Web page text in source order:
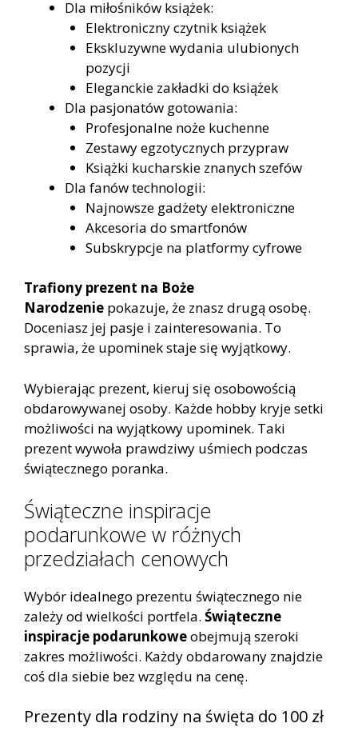
Dla miłośników książek:
Elektroniczny czytnik książek
Ekskluzywne wydania ulubionych
pozycji
Eleganckie zakładki do książek
Dla pasjonatów gotowania:
Profesjonalne noże kuchenne
Zestawy egzotycznych przypraw
Książki kucharskie znanych szefów
Dla fanów technologii:
Najnowsze gadżety elektroniczne
Akcesoria do smartfonów
Subskrypcje na platformy cyfrowe
Trafiony prezent na Boże
Narodzenie pokazuje, że znasz drugą osobę.
Doceniasz jej pasje i zainteresowania. To
sprawia, że upominek staje się wyjątkowy.
Wybierając prezent, kieruj się osobowością
obdarowywanej osoby. Każde hobby kryje setki
możliwości na wyjątkowy upominek. Taki
prezent wywoła prawdziwy uśmiech podczas
świątecznego poranka.
Świąteczne inspiracje
podarunkowe w różnych
przedziałach cenowych
Wybór idealnego prezentu świątecznego nie
zależy od wielkości portfela. Świąteczne
inspiracje podarunkoweobejmują szeroki
zakres możliwości. Każdy obdarowany znajdzie
coś dla siebie bez względu na cenę.
Prezenty dla rodziny na święta do 100 zł